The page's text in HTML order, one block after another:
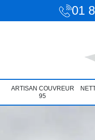
01
ARTISAN COUVREUR
95